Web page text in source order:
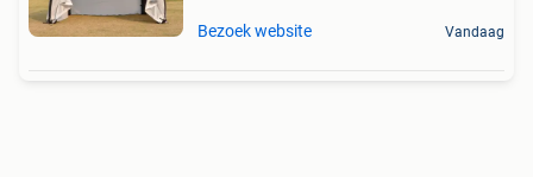
Bezoek website Vandaag